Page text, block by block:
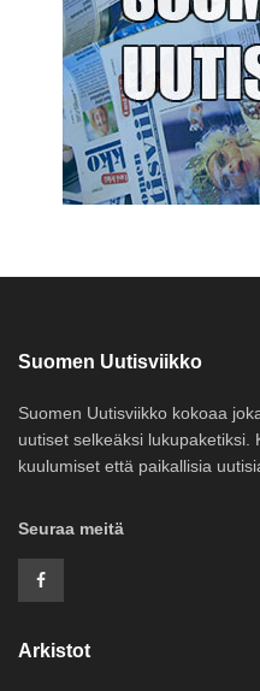
Suomen Uutisviikko
Suomen Uutisviikko kokoaa
uutiset selkeäksi lukupaketiksi.
kuulumiset että paikallisia
Seuraa meitä
Arkistot